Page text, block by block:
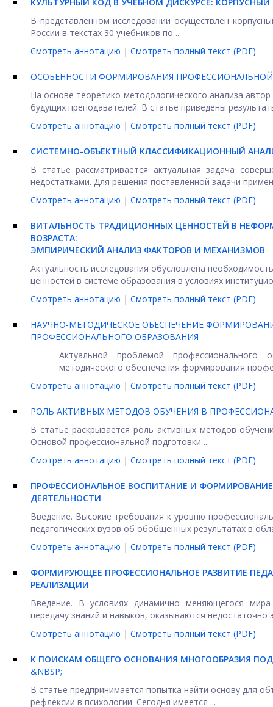
В представленном исследовании осуществлен
России в текстах 30 учебников по ...
Смотреть аннотацию | Смотреть полный текст (PDF)
ОСОБЕННОСТИ ФОРМИРОВАНИЯ
На основе теоретико-методологического анализа
будущих преподавателей. В статье приведены
Смотреть аннотацию | Смотреть полный текст (PDF)
СИСТЕМНО-ОБЪЕКТНЫЙ КЛАССИФИКАЦИОННЫЙ
В статье рассматривается актуальная задача
недостатками. Для решения поставленной задачи
Смотреть аннотацию | Смотреть полный текст (PDF)
ВИТАЛЬНОСТЬ ТРАДИЦИОННЫХ ЦЕННОСТЕЙ В
ВОЗРАСТА:
ЭМПИРИЧЕСКИЙ АНАЛИЗ ФАКТОРОВ И МЕХАНИЗМОВ
Актуальность исследования обусловлена
ценностей в системе образования в условиях
Смотреть аннотацию | Смотреть полный текст (PDF)
НАУЧНО-МЕТОДИЧЕСКОЕ ОБЕСПЕЧЕНИЕ
ПРОФЕССИОНАЛЬНОГО ОБРАЗОВАНИЯ
Актуальной проблемой
методического обеспечения формирования
Смотреть аннотацию | Смотреть полный текст (PDF)
РОЛЬ АКТИВНЫХ МЕТОДОВ ОБУЧЕНИЯ В
В статье раскрывается роль активных методов
Основой профессиональной подготовки ...
Смотреть аннотацию | Смотреть полный текст (PDF)
ПРОФЕССИОНАЛЬНОЕ ВОСПИТАНИЕ И
ДЕЯТЕЛЬНОСТИ
Введение. Высокие требования к уровню
педагогических вузов об обобщенных результатах в
Смотреть аннотацию | Смотреть полный текст (PDF)
ФОРМИРУЮЩЕЕ ПРОФЕССИОНАЛЬНОЕ РАЗВИТИЕ
РЕАЛИЗАЦИИ
Введение. В условиях динамично меняющегося
передачу знаний и навыков, оказываются недостаточно
Смотреть аннотацию | Смотреть полный текст (PDF)
К ПОИСКАМ ОБЩЕГО ОСНОВАНИЯ МНОГООБРАЗИЯ
&NBSP;
В статье предпринимается попытка найти основу для
рефлексии в психологии. Сегодня имеется ...